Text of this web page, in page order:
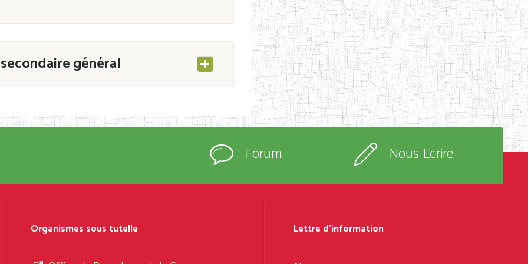
général
CAB du 21 mars 2011 portant ouverture
immatriculés et inscrits au
Forum Nous Ecrire
Organismes sous tutelle Lettre d'information